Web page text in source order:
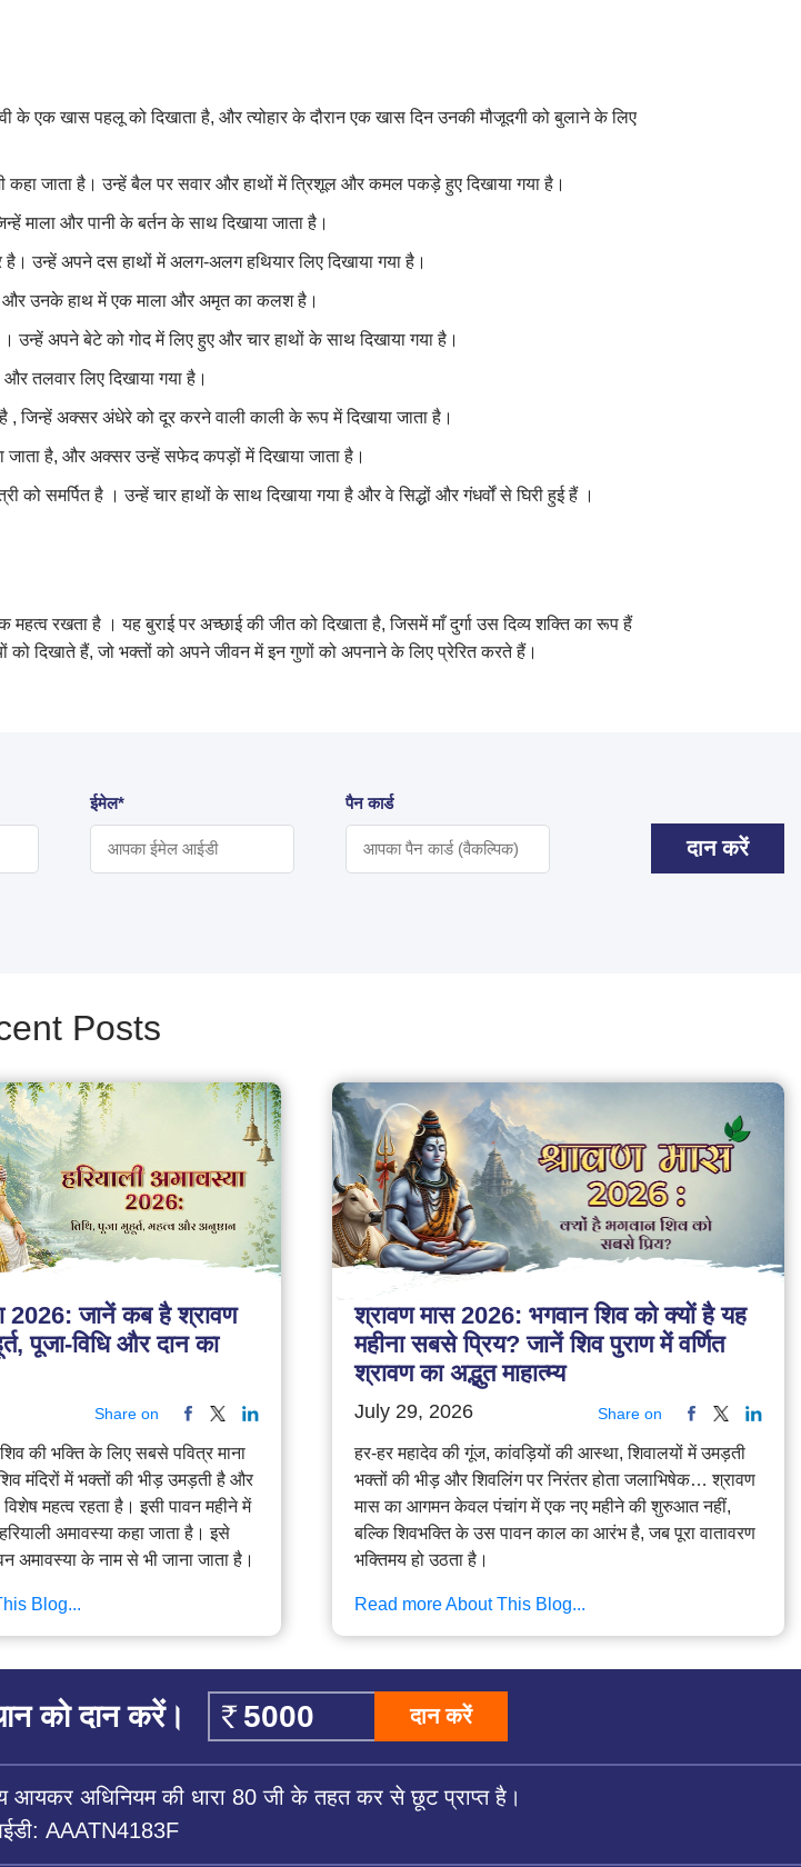
के एक खास पहलू को दिखाता है, और त्योहार के दौरान एक खास दिन उनकी मौजूदगी को बुलाने के लिए
कहा जाता है। उन्हें बैल पर सवार और हाथों में त्रिशूल और कमल पकड़े हुए दिखाया गया है।
माला और पानी के बर्तन के साथ दिखाया जाता है।
उन्हें अपने दस हाथों में अलग-अलग हथियार लिए दिखाया गया है।
और उनके हाथ में एक माला और अमृत का कलश है।
। उन्हें अपने बेटे को गोद में लिए हुए और चार हाथों के साथ दिखाया गया है।
और तलवार लिए दिखाया गया है।
, जिन्हें अक्सर अंधेरे को दूर करने वाली काली के रूप में दिखाया जाता है।
जाता है, और अक्सर उन्हें सफेद कपड़ों में दिखाया जाता है।
को समर्पित है । उन्हें चार हाथों के साथ दिखाया गया है और वे सिद्धों और गंधर्वों से घिरी हुई हैं ।
रखता है । यह बुराई पर अच्छाई की जीत को दिखाता है, जिसमें माँ दुर्गा उस दिव्य शक्ति का रूप हैं
को दिखाते हैं, जो भक्तों को अपने जीवन में इन गुणों को अपनाने के लिए प्रेरित करते हैं।
ईमेल* पैन कार्ड
दान करें
Posts
2026: जानें कब है श्रावण
पूजा-विधि और दान का
Share on
की भक्ति के लिए सबसे पवित्र माना
मंदिरों में भक्तों की भीड़ उमड़ती है और
महत्व रहता है। इसी पावन महीने में
अमावस्या कहा जाता है। इसे
अमावस्या के नाम से भी जाना जाता है।
Blog...
श्रावण मास 2026: भगवान शिव को क्यों है यह
महीना सबसे प्रिय? जानें शिव पुराण में वर्णित
श्रावण का अद्भुत माहात्म्य
July 29, 2026 Share on
हर-हर महादेव की गूंज, कांवड़ियों की आस्था, शिवालयों में उमड़ती
भक्तों की भीड़ और शिवलिंग पर निरंतर होता जलाभिषेक… श्रावण
मास का आगमन केवल पंचांग में एक नए महीने की शुरुआत नहीं,
बल्कि शिवभक्ति के उस पावन काल का आरंभ है, जब पूरा वातावरण
भक्तिमय हो उठता है।
Read more About This Blog...
को दान करें। दान करें
आयकर अधिनियम की धारा 80 जी के तहत कर से छूट प्राप्त है।
AAATN4183F